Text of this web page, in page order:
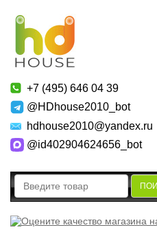
+7 (495) 646 04 39
@HDhouse2010_bot
hdhouse2010@yandex.ru
@id402904624656_bot